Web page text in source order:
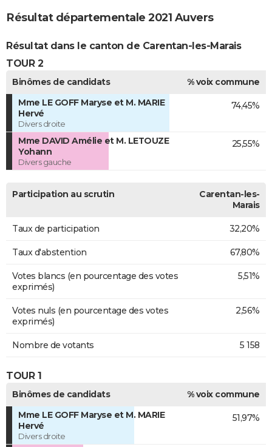
Résultat départementale 2021 Auvers
Résultat dans le canton de Carentan-les-Marais
TOUR 2
Binômes de candidats
% voix commune
Mme LE GOFF Maryse et M. MARIE
Hervé
Divers droite
74,45%
Mme DAVID Amélie et M. LETOUZE
Yohann
Divers gauche
25,55%
Participation au scrutin
Carentan-les-
Marais
Taux de participation 32,20%
Taux d'abstention 67,80%
Votes blancs (en pourcentage des votes
exprimés)
5,51%
Votes nuls (en pourcentage des votes
exprimés)
2,56%
Nombre de votants 5 158
TOUR 1
Binômes de candidats
% voix commune
Mme LE GOFF Maryse et M. MARIE
Hervé
Divers droite
51,97%